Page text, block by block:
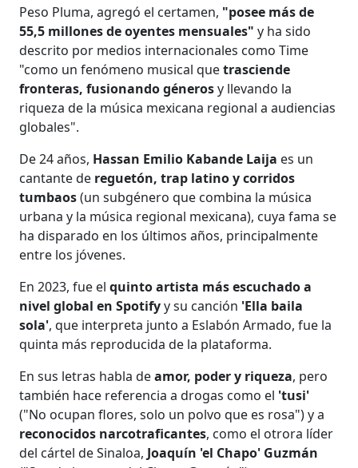
Peso Pluma, agregó el certamen, "posee más de
55,5 millones de oyentes mensuales" y ha sido
descrito por medios internacionales como Time
"como un fenómeno musical quetrasciende
fronteras, fusionando génerosy llevando la
riqueza de la música mexicana regional a audiencias
globales".
De 24 años, Hassan Emilio Kabande Laija es un
cantante de reguetón, trap latino y corridos
tumbaos(un subgénero que combina la música
urbana y la música regional mexicana), cuya fama se
ha disparado en los últimos años, principalmente
entre los jóvenes.
En 2023, fue elquinto artista más escuchado a
nivel global en Spotifyy su canción 'Ella baila
sola', que interpreta junto a Eslabón Armado, fue la
quinta más reproducida de la plataforma.
En sus letras habla deamor, poder y riqueza, pero
también hace referencia a drogas como el 'tusi'
("No ocupan flores, solo un polvo que es rosa") y a
reconocidos narcotraficantes, como el otrora líder
del cártel de Sinaloa, Joaquín 'el Chapo' Guzmán